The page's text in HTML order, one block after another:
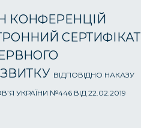
КОНФЕРЕНЦІЙ
СЕРТИФІКАТ
ВІДПОВІДНО НАКАЗУ
УКРАЇНИ №446 ВІД 22.02.2019